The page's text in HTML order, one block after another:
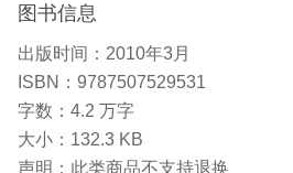
图书信息
出版时间： 2010年3月
ISBN： 9787507529531
字数： 4.2 万字
大小： 132.3 KB
声明： 此类商品不支持退换